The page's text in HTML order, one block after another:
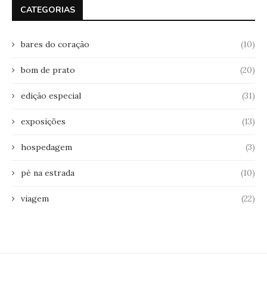
CATEGORIAS
bares do coração (10)
bom de prato (20)
edição especial (31)
exposições (13)
hospedagem (3)
pé na estrada (10)
viagem (22)